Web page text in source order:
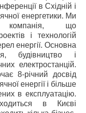
в Східній і
енергетики. Ми
компанія, що
і технологій
енергії. Основна
будівництво і
електростанцій.
8-річний досвід
енергії і більше
в експлуатацію.
в Києві